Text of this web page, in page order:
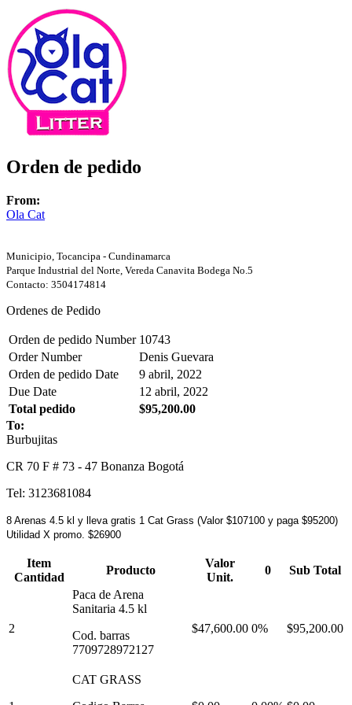
Orden de pedido
From:
Ola Cat
Municipio, Tocancipa - Cundinamarca
Parque Industrial del Norte, Vereda Canavita Bodega No.5
Contacto: 3504174814
Ordenes de Pedido
Orden de pedido Number 10743
Order Number
Denis Guevara
Orden de pedido Date
9 abril, 2022
Due Date
12 abril, 2022
Total pedido
$95,200.00
To:
Burbujitas
CR 70 F # 73 - 47 Bonanza Bogotá
Tel: 3123681084
8 Arenas 4.5 kl y lleva gratis 1 Cat Grass (Valor $107100 y paga $95200)
Utilidad X promo. $26900
Item
Cantidad
Producto
Valor
Unit.
0 Sub Total
2
Paca de Arena
Sanitaria 4.5 kl
Cod. barras
7709728972127
$47,600.00 0% $95,200.00
CAT GRASS